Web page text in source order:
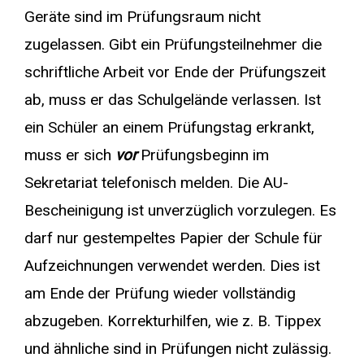
Geräte sind im Prüfungsraum nicht
zugelassen. Gibt ein Prüfungsteilnehmer die
schriftliche Arbeit vor Ende der Prüfungszeit
ab, muss er das Schulgelände verlassen. Ist
ein Schüler an einem Prüfungstag erkrankt,
muss er sich vorPrüfungsbeginn im
Sekretariat telefonisch melden. Die AU-
Bescheinigung ist unverzüglich vorzulegen. Es
darf nur gestempeltes Papier der Schule für
Aufzeichnungen verwendet werden. Dies ist
am Ende der Prüfung wieder vollständig
abzugeben. Korrekturhilfen, wie z. B. Tippex
und ähnliche sind in Prüfungen nicht zulässig.